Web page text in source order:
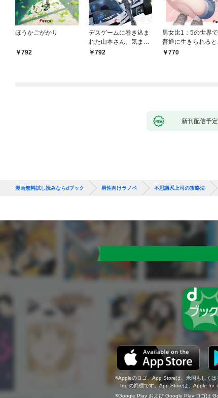
ほうかごがかり
792
デスゲームに巻き込ま
れた山本さん、気まま
にゲームバランスを崩
792
男女比1：5の世界
普通に生きられると
った？ ～激重感情
770
新刊配信予定
漫画無料試し読みならdブック 男性向けラノベ 不思議系上司の攻略法
Appleのロゴ、App Storeは、米国もしく
Inc.の商標です。App Storeは、Apple Inc.
Google Play および Google Play ロゴは